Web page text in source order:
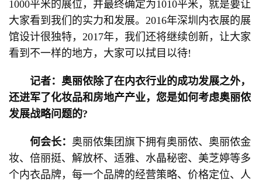
1000平米的展位，并最终确定为1010平米，就是要让
大家看到我们的实力和发展。2016年深圳内衣展的展
馆设计很独特，2017年，我们还将继续创新，让大家
看到不一样的地方，大家可以拭目以待!
记者：奥丽侬除了在内衣行业的成功发展之外，
还进军了化妆品和房地产产业，您是如何考虑奥丽侬
发展战略问题的?
何会长： 奥丽侬集团旗下拥有奥丽侬、奥丽侬金
妆、倍丽挺、解放杯、适雅、水晶秘密、美芝婷等多
个内衣品牌，每一个品牌的经营策略、价格定位、人